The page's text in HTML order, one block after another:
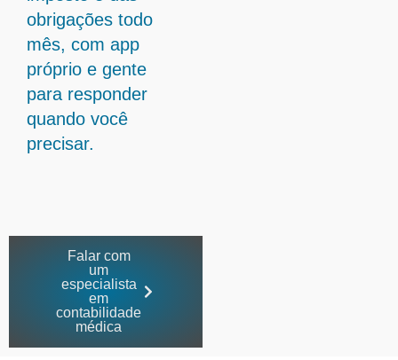
obrigações todo
mês, com app
próprio e gente
para responder
quando você
precisar.
Falar com
um
especialista
em
contabilidade
médica